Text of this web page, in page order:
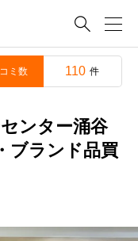

ミ数 110 件
ンター涌谷
ブランド品買